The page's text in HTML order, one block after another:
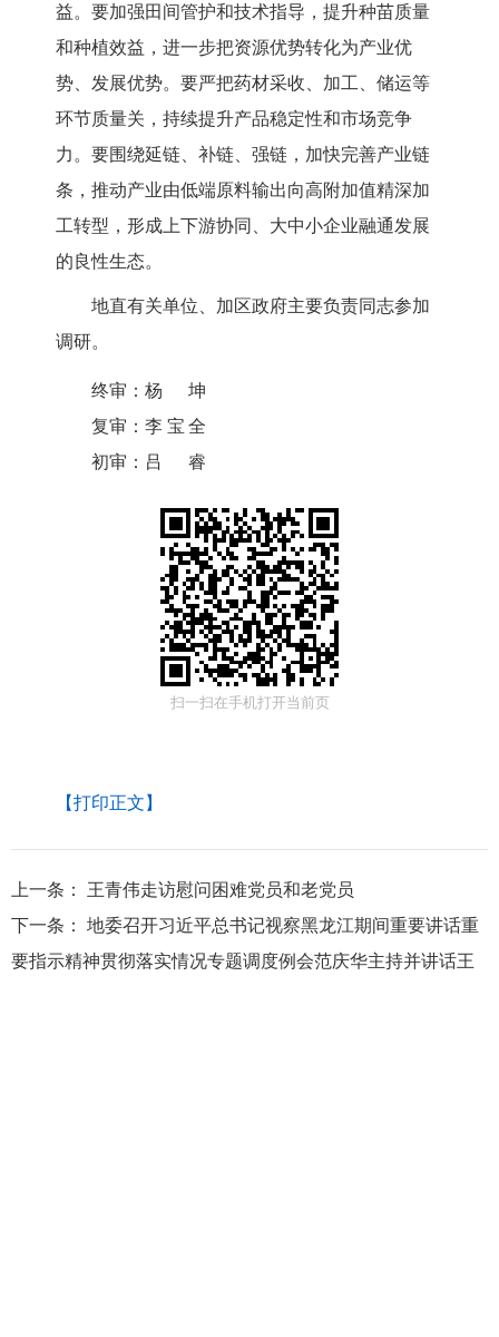
益。要加强田间管护和技术指导，提升种苗质量
和种植效益，进一步把资源优势转化为产业优
势、发展优势。要严把药材采收、加工、储运等
环节质量关，持续提升产品稳定性和市场竞争
力。要围绕延链、补链、强链，加快完善产业链
条，推动产业由低端原料输出向高附加值精深加
工转型，形成上下游协同、大中小企业融通发展
的良性生态。
地直有关单位、加区政府主要负责同志参加
调研。
终审： 杨坤
复审： 李宝全
初审： 吕睿
扫一扫在手机打开当前页
【打印正文】
上一条：
王青伟走访慰问困难党员和老党员
下一条：
地委召开习近平总书记视察黑龙江期间重要讲话重
要指示精神贯彻落实情况专题调度例会范庆华主持并讲话王